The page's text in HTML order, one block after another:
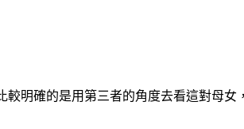
較明確的是用第三者的角度去看這對母女